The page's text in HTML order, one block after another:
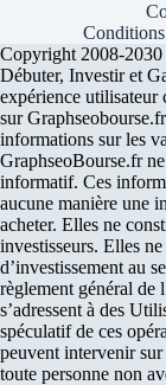
Copyright 2008-
Débuter, Investir et
expérience utilisateur
sur
informations sur les
GraphseoBourse.fr
informatif. Ces
aucune manière une
acheter. Elles ne
investisseurs. Elles
d’investissement au
règlement général de
s’adressent à des
spéculatif de ces
peuvent intervenir sur
toute personne non